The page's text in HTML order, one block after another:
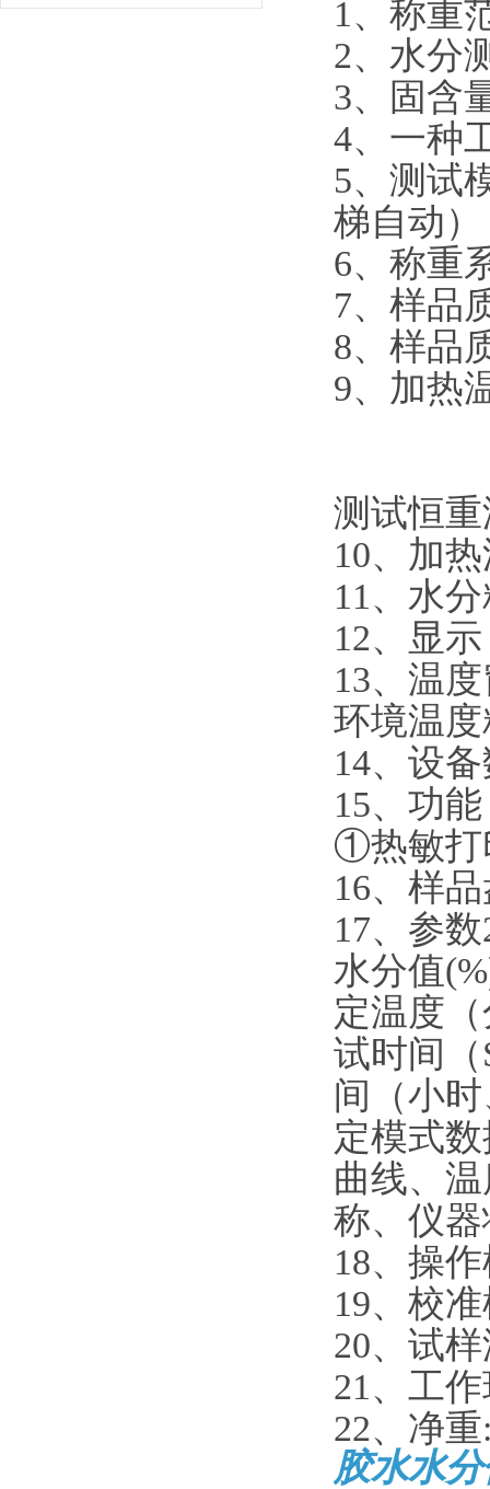
1、称重
2、水分
3、固含
4、一种
5、测试
梯自动）
6、称重
7、样品
8、样品
9、加热
测试恒
10、加
11、水
12、显
13、温
环境温
14、设
15、功
①热敏打
16、样
17、参
水分值
定温度
试时间
间（小
定模式
曲线、
称、仪
18、操
19、校
20、试
21、工
22、净
胶水水